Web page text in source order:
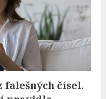
falešných čísel.